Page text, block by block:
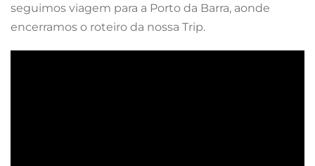
seguimos viagem para a Porto da Barra, aonde
encerramos o roteiro da nossa Trip.